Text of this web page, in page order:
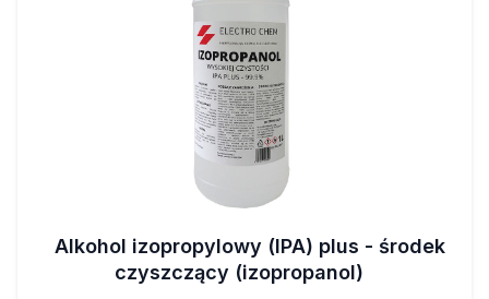
Alkohol izopropylowy (IPA) plus - środek
czyszczący (izopropanol)